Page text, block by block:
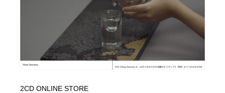
2CD ONLINE STORE